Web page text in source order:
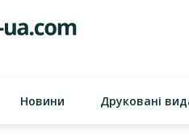
Новини Друковані